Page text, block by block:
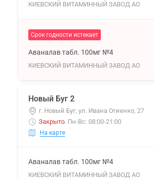
КИЕВСКИЙ ВИТАМИННЫЙ ЗАВОД АО
Срок годности истекает
Аваналав табл. 100мг №4
КИЕВСКИЙ ВИТАМИННЫЙ ЗАВОД АО
Новый Буг 2
г. Новый Буг, ул. Ивана Огиенко, 27
Закрыто. Пн-Вс: 08:00-21:00
На карте
Аваналав табл. 100мг №4
КИЕВСКИЙ ВИТАМИННЫЙ ЗАВОД АО